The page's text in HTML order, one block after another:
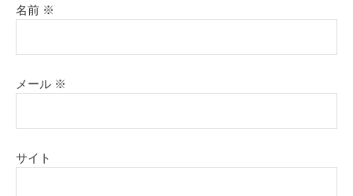
名前 ※
メール ※
サイト